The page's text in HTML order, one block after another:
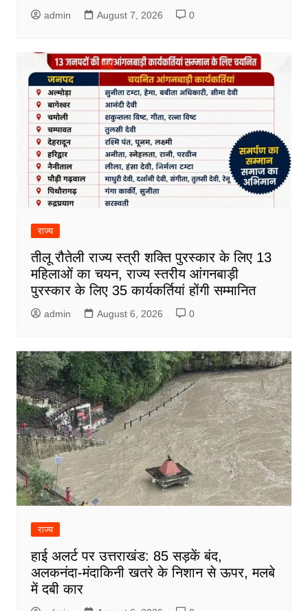
admin August 7, 2026 0
राज्य
तीलू रौतेली राज्य स्त्री शक्ति पुरस्कार के लिए 13
महिलाओं का चयन, राज्य स्तरीय आंगनबाड़ी
पुरस्कार के लिए 35 कार्यकर्तियां होंगी सम्मानित
admin August 6, 2026 0
राज्य
हाई अलर्ट पर उत्तराखंड: 85 सड़कें बंद,
अलकनंदा-मंदाकिनी खतरे के निशान से ऊपर, मलबे
में दबी कार